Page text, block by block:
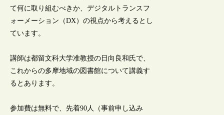
て何に取り組むべきか、デジタルトランスフ
ォーメーション（DX）の視点から考えるとし
ています。
講師は都留文科大学准教授の日向良和氏で、
これからの多摩地域の図書館について講義す
るとあります。
参加費は無料で、先着90人（事前申し込み